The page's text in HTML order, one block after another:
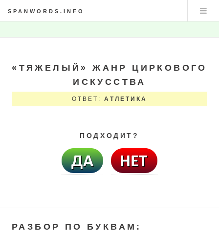
SPANWORDS.INFO
«ТЯЖЕЛЫЙ» ЖАНР ЦИРКОВОГО
ИСКУССТВА
ОТВЕТ:АТЛЕТИКА
ПОДХОДИТ?
РАЗБОР ПО БУКВАМ: